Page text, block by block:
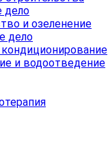
дело
и озеленение
дело
и водоотведение